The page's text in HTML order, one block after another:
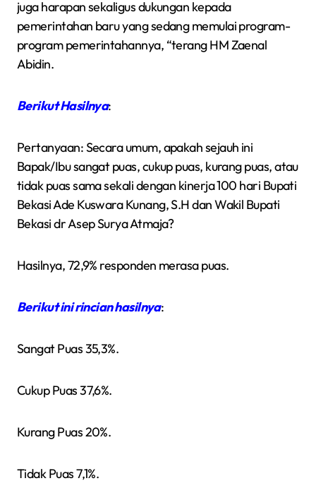
juga harapan sekaligus dukungan kepada
pemerintahan baru yang sedang memulai program-
program pemerintahannya, “terang HM Zaenal
Abidin.
Berikut Hasilnya:
Pertanyaan: Secara umum, apakah sejauh ini
Bapak/Ibu sangat puas, cukup puas, kurang puas, atau
tidak puas sama sekali dengan kinerja 100 hari Bupati
Bekasi Ade Kuswara Kunang, S.H dan Wakil Bupati
Bekasi dr Asep Surya Atmaja?
Hasilnya, 72,9% responden merasa puas.
Berikut ini rincian hasilnya:
Sangat Puas 35,3%.
Cukup Puas 37,6%.
Kurang Puas 20%.
Tidak Puas 7,1%.